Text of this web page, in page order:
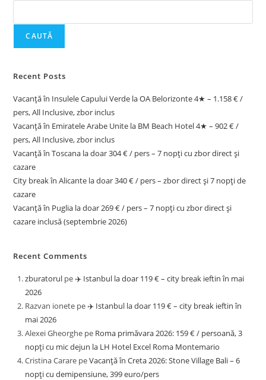
CAUTĂ
Recent Posts
Vacanță în Insulele Capului Verde la OA Belorizonte 4★ – 1.158 € /
pers, All Inclusive, zbor inclus
Vacanță în Emiratele Arabe Unite la BM Beach Hotel 4★ – 902 € /
pers, All Inclusive, zbor inclus
Vacanță în Toscana la doar 304 € / pers – 7 nopți cu zbor direct și
cazare
City break în Alicante la doar 340 € / pers – zbor direct și 7 nopți de
cazare
Vacanță în Puglia la doar 269 € / pers – 7 nopți cu zbor direct și
cazare inclusă (septembrie 2026)
Recent Comments
zburatorul pe ✈️ Istanbul la doar 119 € – city break ieftin în mai
2026
Razvan ionete pe ✈️ Istanbul la doar 119 € – city break ieftin în
mai 2026
Alexei Gheorghe pe Roma primăvara 2026: 159 € / persoană, 3
nopți cu mic dejun la LH Hotel Excel Roma Montemario
Cristina Carare peVacanță în Creta 2026: Stone Village Bali – 6
nopți cu demipensiune, 399 euro/pers